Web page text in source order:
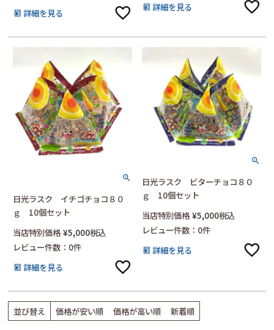
詳細を見る
詳細を見る
日光ラスク イチゴチョコ８０
ｇ 10個セット
当店特別価格 ¥5,000税込
レビュー件数：0件
詳細を見る
日光ラスク ビターチョコ８０
ｇ 10個セット
当店特別価格 ¥5,000税込
レビュー件数：0件
詳細を見る
並び替え 価格が安い順 価格が高い順 新着順